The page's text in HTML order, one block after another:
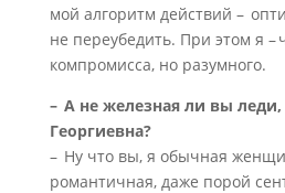
мой алгоритм действий –
не переубедить. При этом я –
компромисса, но разумного.
– А не железная ли вы
Георгиевна?
– Ну что вы, я обычная
романтичная, даже порой